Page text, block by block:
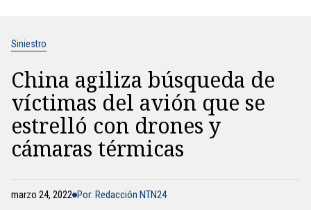
Siniestro
China agiliza búsqueda de
víctimas del avión que se
estrelló con drones y
cámaras térmicas
marzo 24, 2022 Por: Redacción NTN24